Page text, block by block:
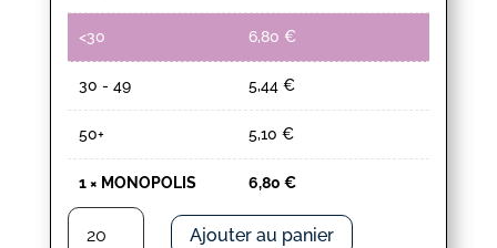
<30 6,80 €
30 - 49 5,44 €
50+ 5,10 €
1× MONOPOLIS 6,80 €
quantité
Ajouter au panier